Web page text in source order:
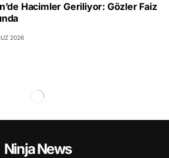
Hacimler Geriliyor: Gözler Faiz
2026
Ninja News